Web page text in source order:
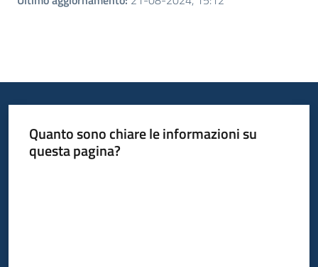
Quanto sono chiare le informazioni su
questa pagina?